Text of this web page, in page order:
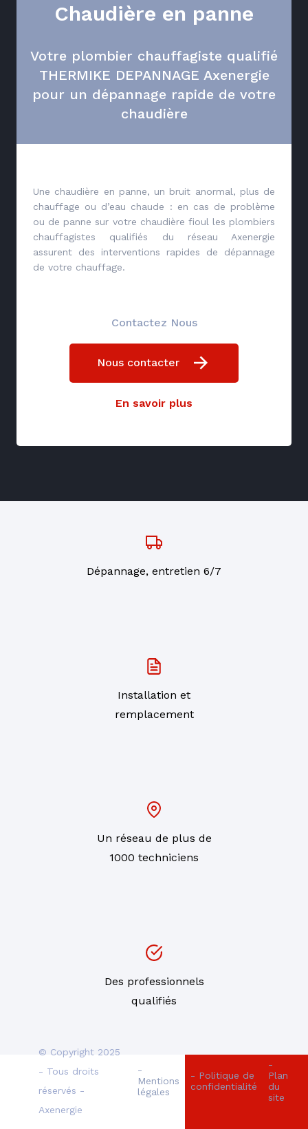
Chaudière en panne
Votre plombier chauffagiste qualifié
THERMIKE DEPANNAGE Axenergie
pour un dépannage rapide de votre
chaudière
Une chaudière en panne, un bruit anormal, plus de
chauffage ou d’eau chaude : en cas de problème
ou de panne sur votre chaudière fioul les plombiers
chauffagistes qualifiés du réseau Axenergie
assurent des interventions rapides de dépannage
de votre chauffage.
Contactez Nous
Nous contacter
En savoir plus
Dépannage, entretien 6/7
Installation et
remplacement
Un réseau de plus de
1000 techniciens
Des professionnels
qualifiés
© Copyright 2025
- Tous droits
réservés -
Axenergie
-
Mentions
légales
- Politique de
confidentialité
-
Plan
du
site